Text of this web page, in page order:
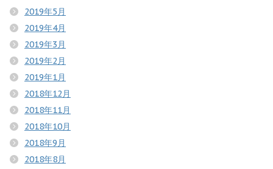
2019年5月
2019年4月
2019年3月
2019年2月
2019年1月
2018年12月
2018年11月
2018年10月
2018年9月
2018年8月